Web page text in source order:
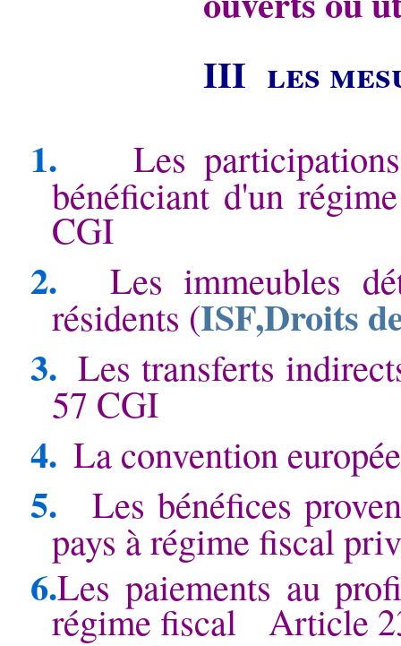
III les
1.
Les
bénéficiant d'un
CGI
2. Les immeubles
résidents (ISF,Droits
3. Les transferts
57 CGI
4. La convention
5. Les bénéfices
pays à régime fiscal
6.Les paiements au
régime fiscal
Article